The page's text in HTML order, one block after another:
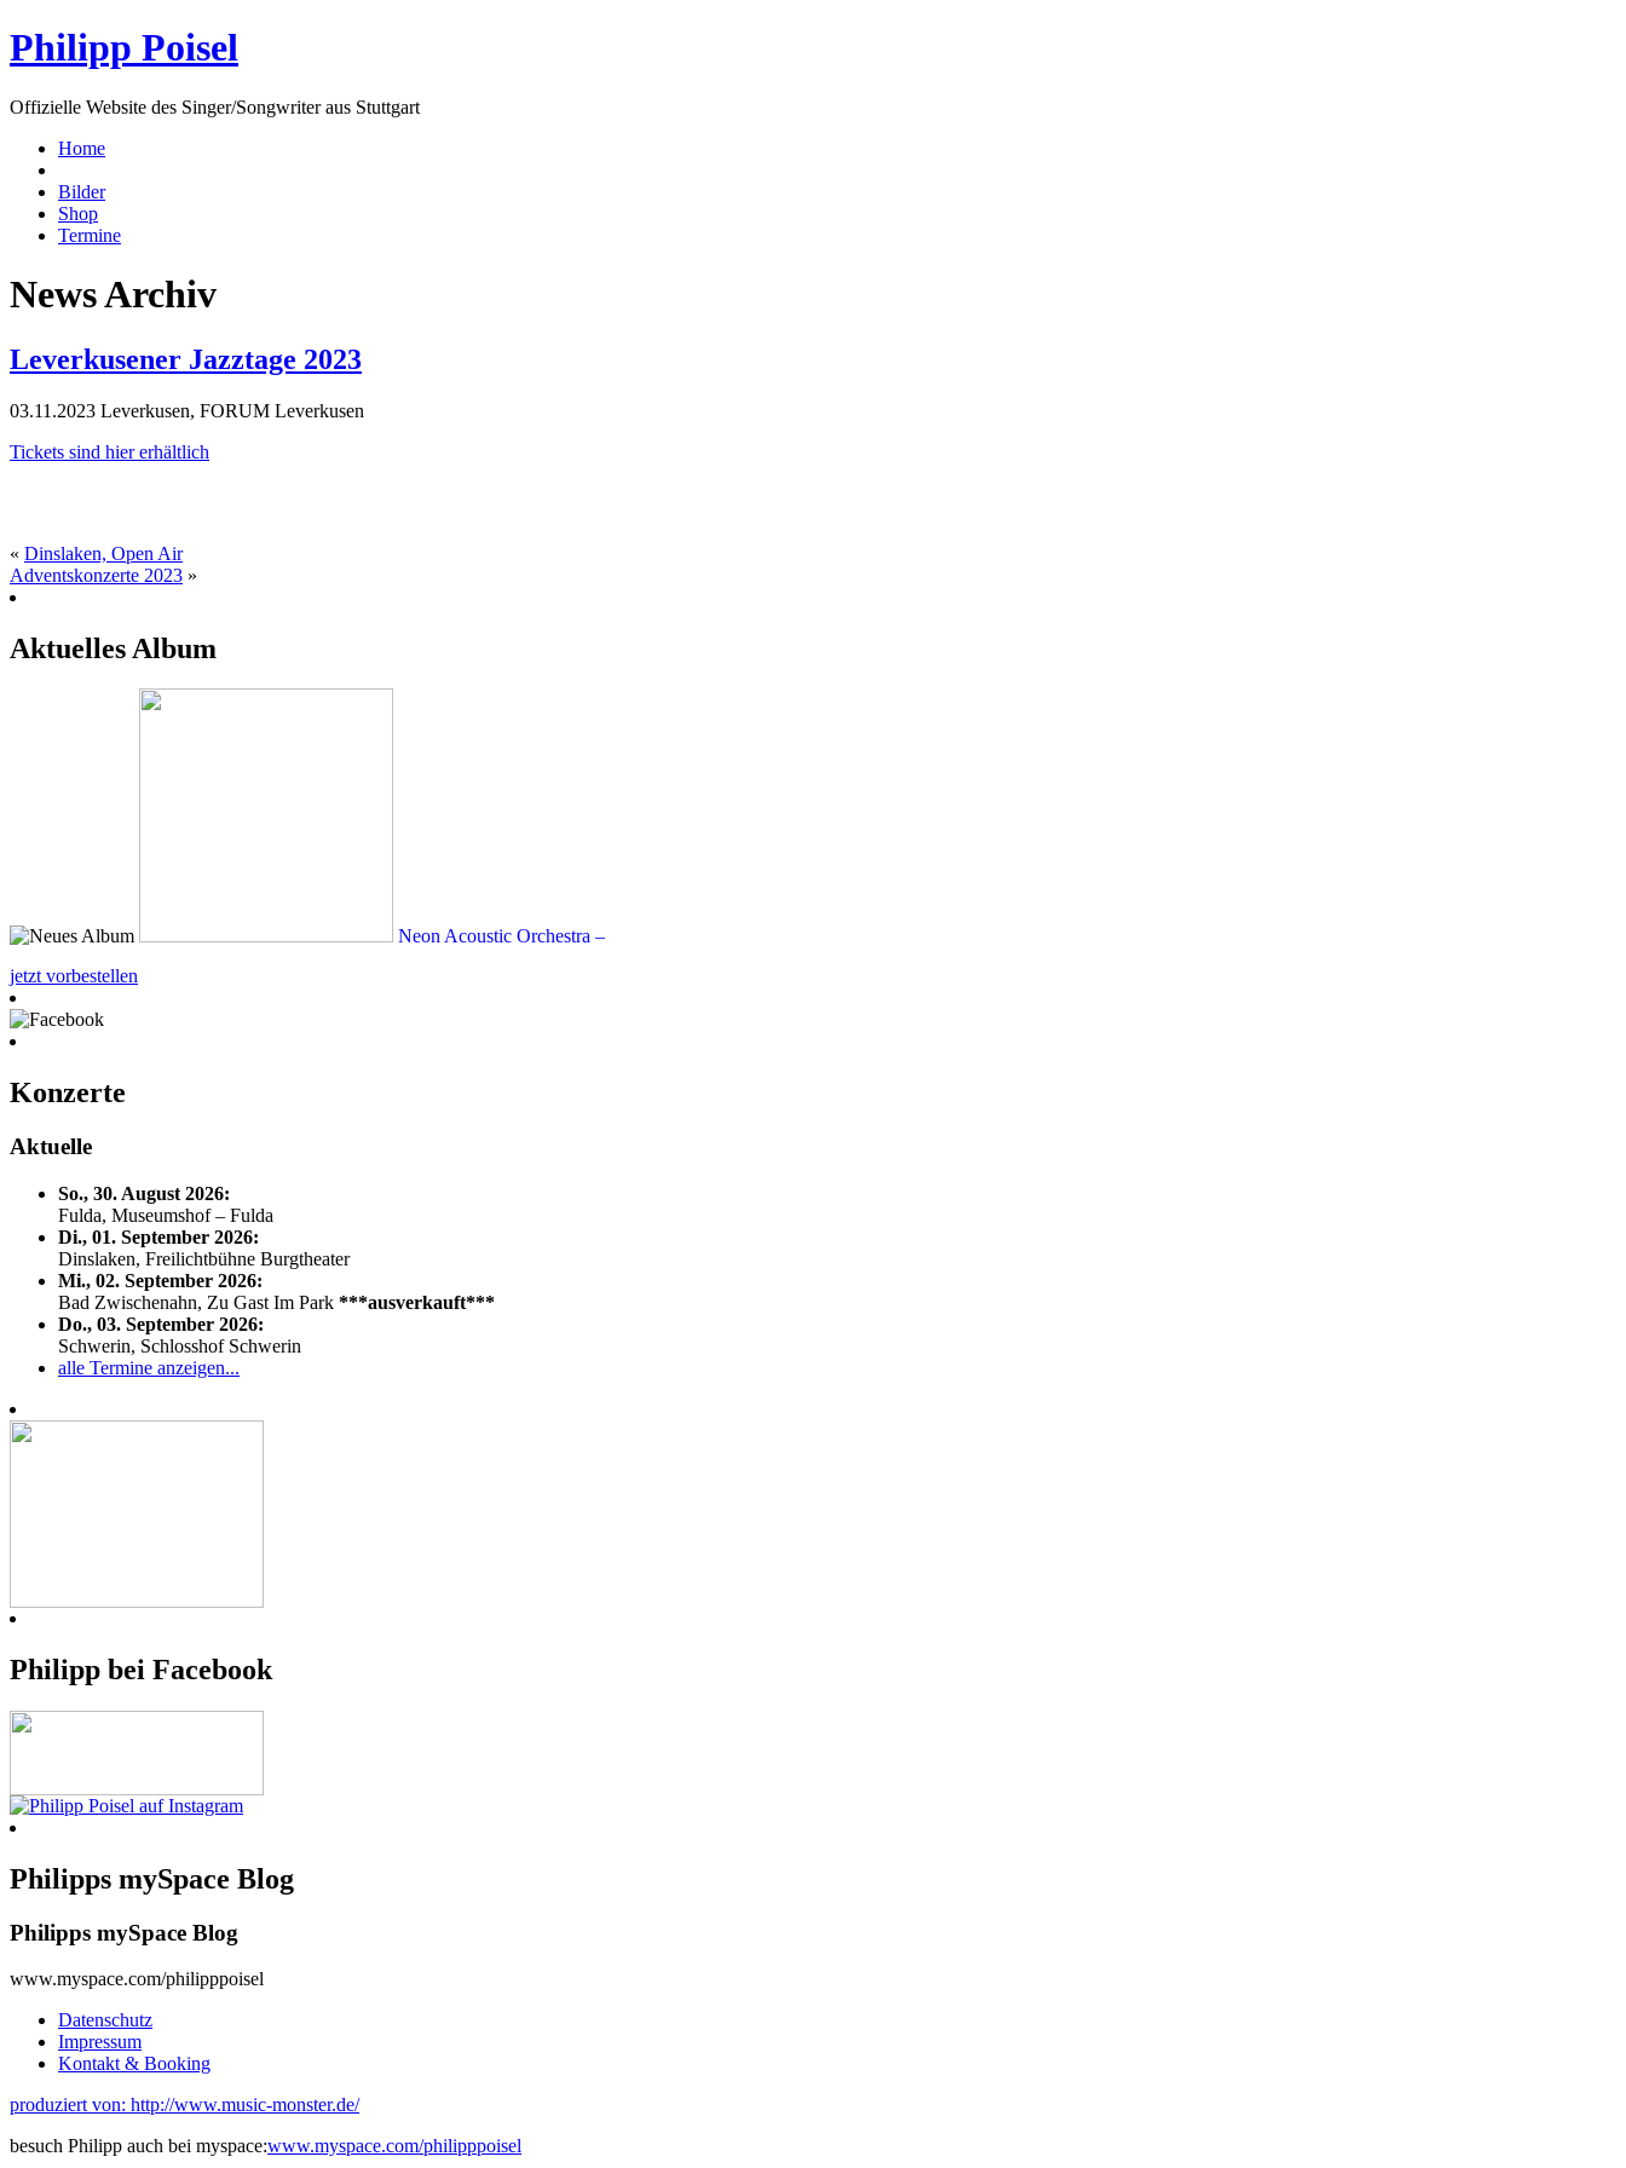
Philipp Poisel
Offizielle Website des Singer/Songwriter aus Stuttgart
Home
Bilder
Shop
Termine
News Archiv
Leverkusener Jazztage 2023
03.11.2023 Leverkusen, FORUM Leverkusen
Tickets sind hier erhältlich
« Dinslaken, Open Air
Adventskonzerte 2023 »
Aktuelles Album
Neon Acoustic Orchestra –
jetzt vorbestellen
Konzerte
Aktuelle
So., 30. August 2026:
Fulda, Museumshof – Fulda
Di., 01. September 2026:
Dinslaken, Freilichtbühne Burgtheater
Mi., 02. September 2026:
Bad Zwischenahn, Zu Gast Im Park ***ausverkauft***
Do., 03. September 2026:
Schwerin, Schlosshof Schwerin
alle Termine anzeigen...
Philipp bei Facebook
Philipps mySpace Blog
Philipps mySpace Blog
www.myspace.com/philipppoisel
Datenschutz
Impressum
Kontakt & Booking
produziert von: http://www.music-monster.de/
besuch Philipp auch bei myspace:www.myspace.com/philipppoisel